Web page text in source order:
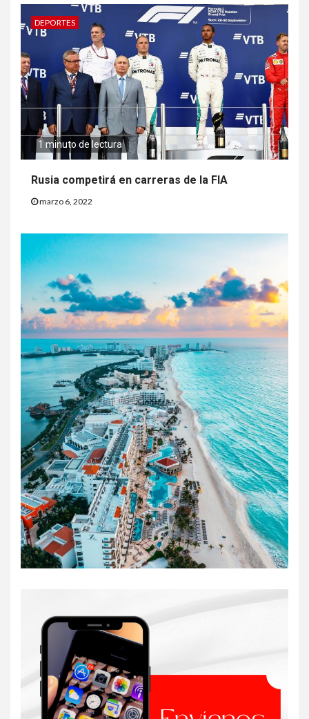
DEPORTES
1 minuto de lectura
Rusia competirá en carreras de la FIA
marzo 6, 2022